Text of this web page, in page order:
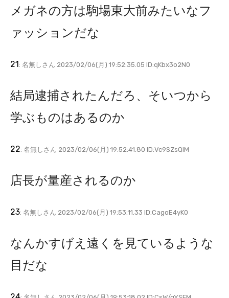
メガネの方は駒場東大前みたいなフ
ァッションだな
21: 名無しさん 2023/02/06(月) 19:52:35.05 ID:qKbx3o2N0
結局逮捕されたんだろ、そいつから
学ぶものはあるのか
22: 名無しさん 2023/02/06(月) 19:52:41.80 ID:Vc9SZsQIM
店長が量産されるのか
23: 名無しさん 2023/02/06(月) 19:53:11.33 ID:CagoE4yK0
なんかすげえ遠くを見ているような
目だな